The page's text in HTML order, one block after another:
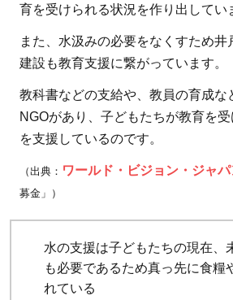
育を受けられる状況を作り出してい
また、水汲みの必要をなくすため
建設も教育支援に繋がっています。
教科書などの支給や、教員の育成な
NGOがあり、子どもたちが教育を
を支援しているのです。
（出典： ワールド・ビジョン・ジャパ
募金」）
水の支援は子どもたちの現在、
も必要であるため真っ先に食糧
れている